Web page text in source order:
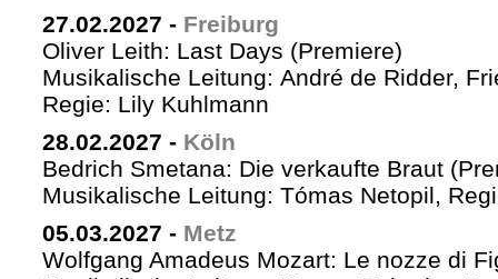
27.02.2027 - Freiburg
Oliver Leith: Last Days (Premiere)
Musikalische Leitung: André de Ridder,
Regie: Lily Kuhlmann
28.02.2027 - Köln
Bedrich Smetana: Die verkaufte Braut
Musikalische Leitung: Tómas Netopil,
05.03.2027 - Metz
Wolfgang Amadeus Mozart: Le nozze di